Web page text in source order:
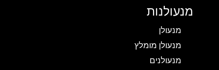
מנעולנות
מנעולן
מנעולן מומלץ
מנעולנים